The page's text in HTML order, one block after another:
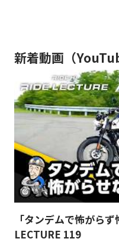
新着動画（
「タンデムで怖がら
LECTURE 119